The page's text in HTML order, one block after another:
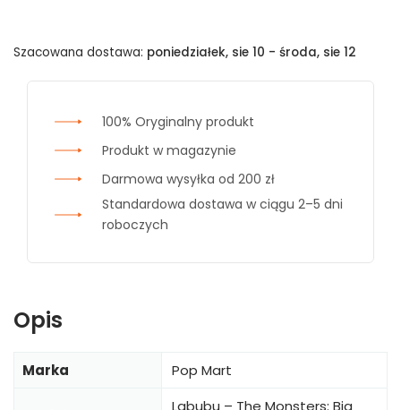
Szacowana dostawa: poniedziałek, sie 10 - środa, sie 12
100% Oryginalny produkt
Produkt w magazynie
Darmowa wysyłka od 200 zł
Standardowa dostawa w ciągu 2–5 dni
roboczych
Opis
Marka Pop Mart
Labubu – The Monsters: Big